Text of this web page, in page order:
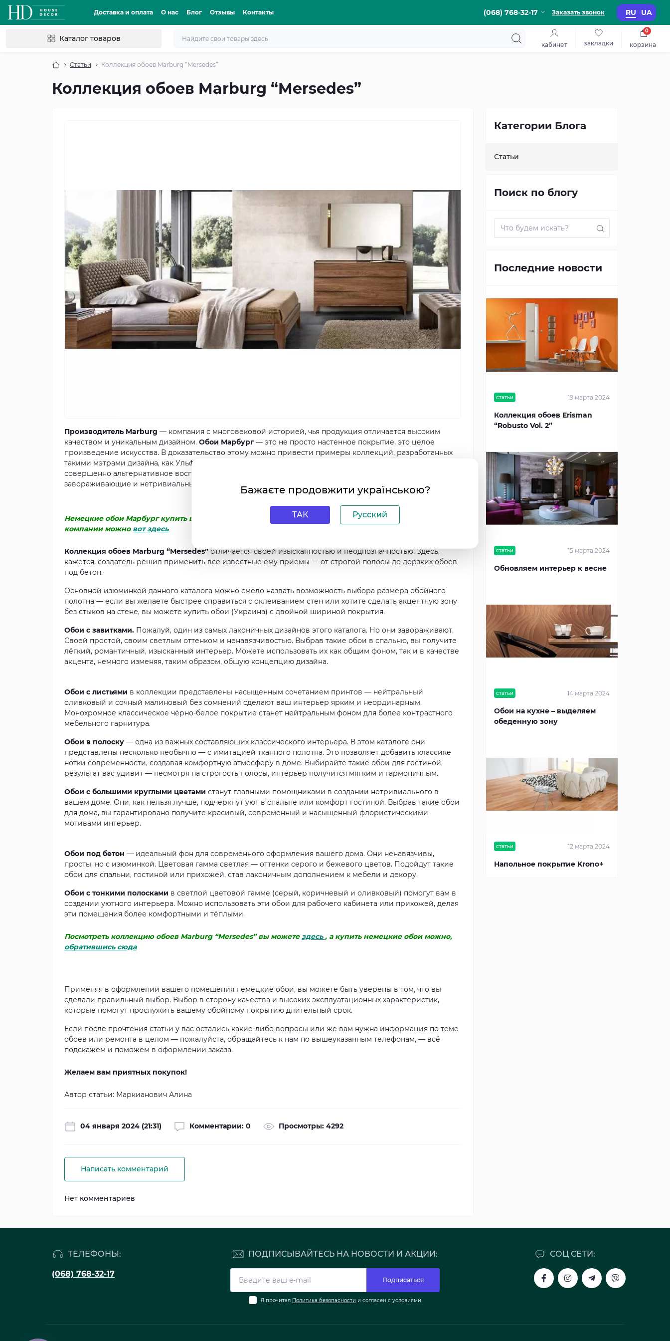
Доставка и оплата О нас Блог Отзывы Контакты (068) 768-32-17 Заказать звонок RU UA
Каталог товаров
кабинет закладки корзина
0
Статьи Коллекция обоев Marburg “Mersedes”
Коллекция обоев Marburg “Mersedes”
Производитель Marburg — компания с многовековой историей, чья продукция отличается высоким
качеством и уникальным дизайном. Обои Марбург — это не просто настенное покрытие, это целое
произведение искусства. В доказательство этому можно привести примеры коллекций, разработанных
такими мэтрами дизайна, как Ульф Моритц (Ulf Moritz) и Карим Рашид (Karim Rashid), у которых
совершенно альтернативное восприятие мира, благодаря чему и получаются уникальные покрытия,
завораживающие и нетривиальные.
Немецкие обои Марбург купить вы можете в нашем интернет-магазине, а посмотреть каталоги
компании можно вот здесь
Коллекция обоев Marburg “Mersedes”отличается своей изысканностью и неоднозначностью. Здесь,
кажется, создатель решил применить все известные ему приёмы — от строгой полосы до дерзких обоев
под бетон.
Основной изюминкой данного каталога можно смело назвать возможность выбора размера обойного
полотна — если вы желаете быстрее справиться с оклеиванием стен или хотите сделать акцентную зону
без стыков на стене, вы можете купить обои (Украина) с двойной шириной покрытия.
Обои с завитками. Пожалуй, один из самых лаконичных дизайнов этого каталога. Но они завораживают.
Своей простой, своим светлым оттенком и ненавязчивостью. Выбрав такие обои в спальню, вы получите
лёгкий, романтичный, изысканный интерьер. Можете использовать их как общим фоном, так и в качестве
акцента, немного изменяя, таким образом, общую концепцию дизайна.
Обои с листьями в коллекции представлены насыщенным сочетанием принтов — нейтральный
оливковый и сочный малиновый без сомнений сделают ваш интерьер ярким и неординарным.
Монохромное классическое чёрно-белое покрытие станет нейтральным фоном для более контрастного
мебельного гарнитура.
Обои в полоску — одна из важных составляющих классического интерьера. В этом каталоге они
представлены несколько необычно — с имитацией тканного полотна. Это позволяет добавить классике
нотки современности, создавая комфортную атмосферу в доме. Выбирайте такие обои для гостиной,
результат вас удивит — несмотря на строгость полосы, интерьер получится мягким и гармоничным.
Обои с большими круглыми цветами станут главными помощниками в создании нетривиального в
вашем доме. Они, как нельзя лучше, подчеркнут уют в спальне или комфорт гостиной. Выбрав такие обои
для дома, вы гарантировано получите красивый, современный и насыщенный флористическими
мотивами интерьер.
Обои под бетон — идеальный фон для современного оформления вашего дома. Они ненавязчивы,
просты, но с изюминкой. Цветовая гамма светлая — оттенки серого и бежевого цветов. Подойдут такие
обои для спальни, гостиной или прихожей, став лаконичным дополнением к мебели и декору.
Обои с тонкими полосками в светлой цветовой гамме (серый, коричневый и оливковый) помогут вам в
создании уютного интерьера. Можно использовать эти обои для рабочего кабинета или прихожей, делая
эти помещения более комфортными и тёплыми.
Посмотреть коллекцию обоев Marburg “Mersedes” вы можете здесь, а купить немецкие обои можно,
обратившись сюда
Применяя в оформлении вашего помещения немецкие обои, вы можете быть уверены в том, что вы
сделали правильный выбор. Выбор в сторону качества и высоких эксплуатационных характеристик,
которые помогут прослужить вашему обойному покрытию длительный срок.
Если после прочтения статьи у вас остались какие-либо вопросы или же вам нужна информация по теме
обоев или ремонта в целом — пожалуйста, обращайтесь к нам по вышеуказанным телефонам, — всё
подскажем и поможем в оформлении заказа.
Желаем вам приятных покупок!
Автор статьи: Маркианович Алина
04 января 2024 (21:31) Комментарии: 0 Просмотры: 4292
Написать комментарий
Нет комментариев
Категории Блога
Статьи
Поиск по блогу
Последние новости
статьи 19 марта 2024
Коллекция обоев Erisman
“Robusto Vol. 2”
статьи 15 марта 2024
Обновляем интерьер к весне
статьи 14 марта 2024
Обои на кухне – выделяем
обеденную зону
статьи 12 марта 2024
Напольное покрытие Krono+
ТЕЛЕФОНЫ:
(068) 768-32-17
СОЦ СЕТИ:
ПОДПИСЫВАЙТЕСЬ НА НОВОСТИ И АКЦИИ:
Подписаться
Я прочитал Политика безопасности и согласен с условиями
Бажаєте продовжити українською?
ТАК Русский